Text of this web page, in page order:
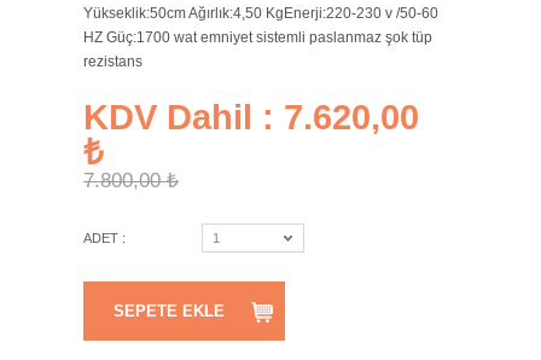
Yükseklik:50cm Ağırlık:4,50 KgEnerji:220-230 v /50-60
HZ Güç:1700 wat emniyet sistemli paslanmaz şok tüp
rezistans
KDV Dahil : 7.620,00
₺
7.800,00 ₺
ADET : 1
SEPETE EKLE